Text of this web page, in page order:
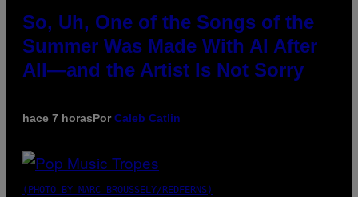
So, Uh, One of the Songs of the
Summer Was Made With AI After
All—and the Artist Is Not Sorry
hace 7 horasPorCaleb Catlin
(PHOTO BY MARC BROUSSELY/REDFERNS)